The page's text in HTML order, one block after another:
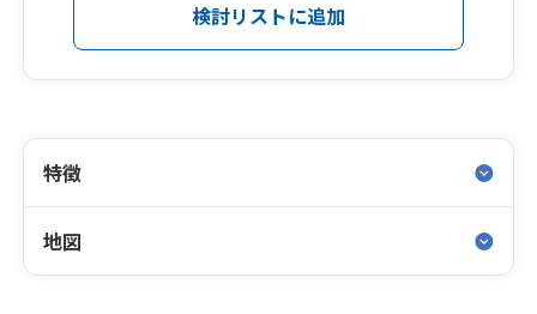
検討リストに追加
特徴
地図